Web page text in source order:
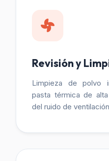
Revisión y
Limpieza de polvo
pasta térmica de
del ruido de